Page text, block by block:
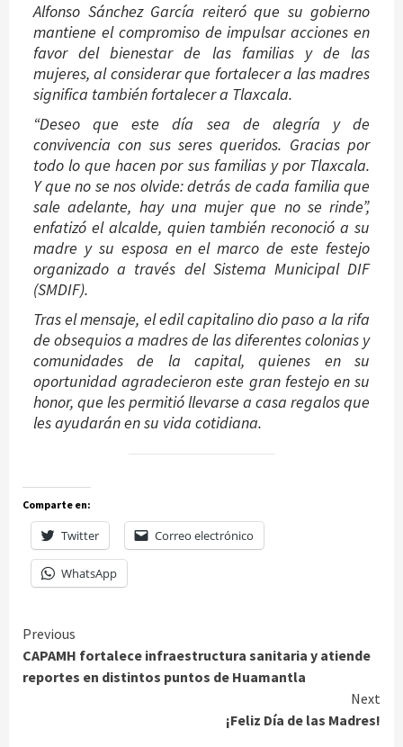
Alfonso Sánchez García reiteró que su gobierno
mantiene el compromiso de impulsar acciones en
favor del bienestar de las familias y de las
mujeres, al considerar que fortalecer a las madres
significa también fortalecer a Tlaxcala.
“Deseo que este día sea de alegría y de
convivencia con sus seres queridos. Gracias por
todo lo que hacen por sus familias y por Tlaxcala.
Y que no se nos olvide: detrás de cada familia que
sale adelante, hay una mujer que no se rinde”,
enfatizó el alcalde, quien también reconoció a su
madre y su esposa en el marco de este festejo
organizado a través del Sistema Municipal DIF
(SMDIF).
Tras el mensaje, el edil capitalino dio paso a la rifa
de obsequios a madres de las diferentes colonias y
comunidades de la capital, quienes en su
oportunidad agradecieron este gran festejo en su
honor, que les permitió llevarse a casa regalos que
les ayudarán en su vida cotidiana.
Comparte en:
Twitter Correo electrónico
WhatsApp
Continue
Reading
Previous
CAPAMH fortalece infraestructura sanitaria y atiende
reportes en distintos puntos de Huamantla
Next
¡Feliz Día de las Madres!